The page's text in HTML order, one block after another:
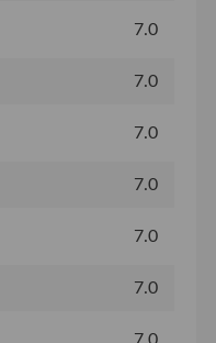
7.0
7.0
7.0
7.0
7.0
7.0
7.0